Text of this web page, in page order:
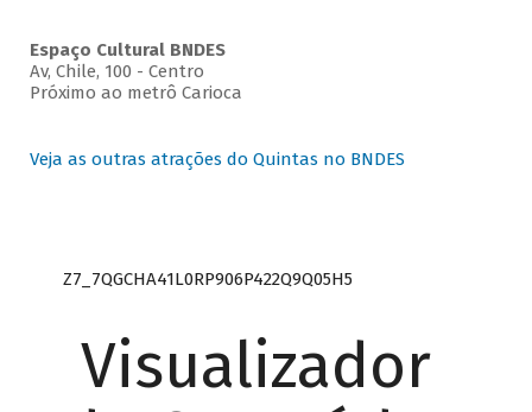
Espaço Cultural BNDES
Av, Chile, 100 - Centro
Próximo ao metrô Carioca
Veja as outras atrações do Quintas no BNDES
Z7_7QGCHA41L0RP906P422Q9Q05H5
Visualizador